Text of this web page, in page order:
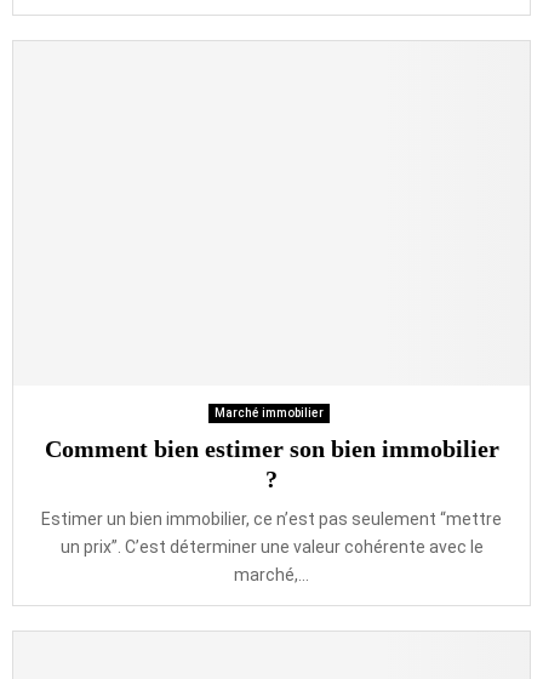
Marché immobilier
Comment bien estimer son bien immobilier
?
Estimer un bien immobilier, ce n’est pas seulement “mettre
un prix”. C’est déterminer une valeur cohérente avec le
marché,...